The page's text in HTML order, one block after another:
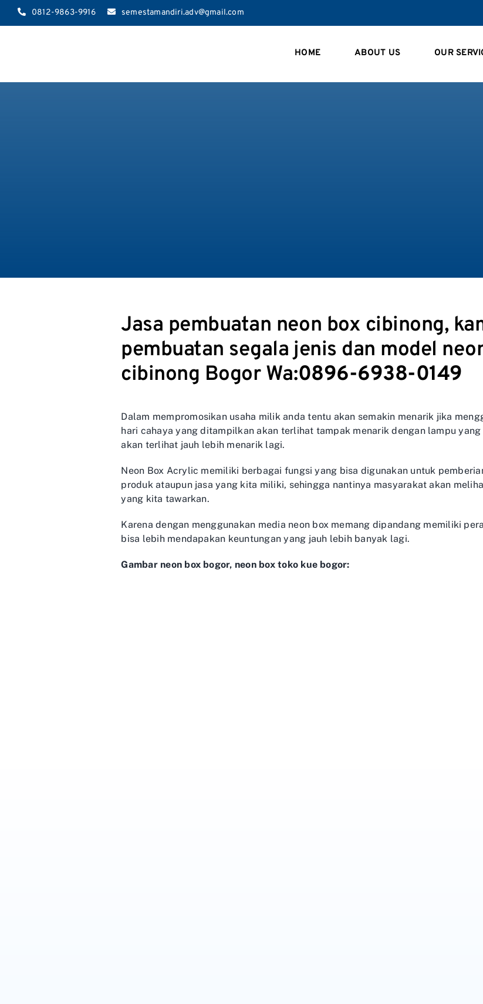
Skip
0812-9863-9916 semestamandiri.adv@gmail.com
HOME ABOUT US OUR
Jasa pembuatan neon box cibinong,
pembuatan segala jenis dan model
cibinong Bogor Wa:0896-6938-0149
Dalam mempromosikan usaha milik anda tentu akan semakin menarik jika
hari cahaya yang ditampilkan akan terlihat tampak menarik dengan lampu
akan terlihat jauh lebih menarik lagi.
Neon Box Acrylic memiliki berbagai fungsi yang bisa digunakan untuk
produk ataupun jasa yang kita miliki, sehingga nantinya masyarakat akan
yang kita tawarkan.
Karena dengan menggunakan media neon box memang dipandang memiliki
bisa lebih mendapakan keuntungan yang jauh lebih banyak lagi.
Gambar neon box bogor, neon box toko kue bogor: